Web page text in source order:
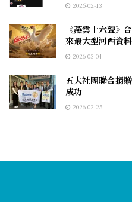
2026-02-13
《燕雲十六聲
來最大型河西資
2026-03-04
五大社團聯合捐
成功
2026-02-25